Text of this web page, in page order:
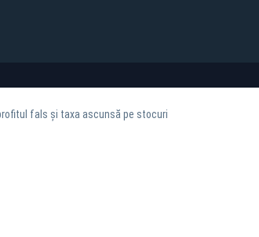
fals și taxa ascunsă pe stocuri